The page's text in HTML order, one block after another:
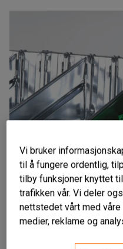
Vi bruker
til å fungere ordentlig,
tilby funksjoner knyttet
trafikken vår. Vi deler
nettstedet vårt med
medier, reklame og